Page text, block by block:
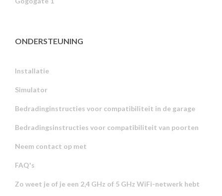
ONDERSTEUNING
Installatie
Simulator
Bedradinginstructies voor compatibiliteit in de garage
Bedradingsinstructies voor compatibiliteit van poorten
Neem contact op met
FAQ's
Zo weet je of je een 2,4 GHz of 5 GHz WiFi-netwerk hebt